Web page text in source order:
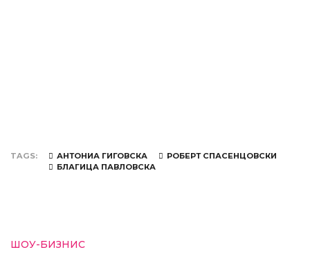
TAGS АНТОНИА ГИГОВСКА
РОБЕРТ СПАСЕНЦОВСКИ
БЛАГИЦА ПАВЛОВСКА
ШОУ-БИЗНИС